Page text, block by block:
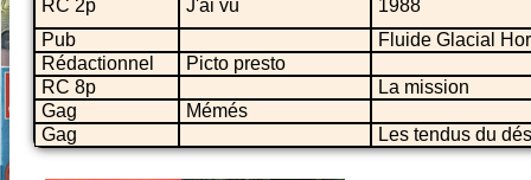
RC 2p J'ai vu
1988
Pub
Fluide Glacial
Rédactionnel
Picto presto
RC 8p
La mission
Gag
Mémés
Gag
Les tendus du